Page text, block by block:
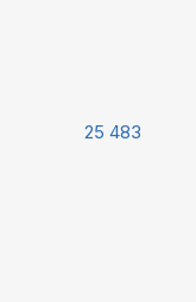
25 483